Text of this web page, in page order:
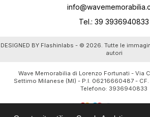
Tel.: 39 3936940833
DESIGNED BY Flashinlabs - © 2026. Tutte le
autori
Wave Memorabilia di Lorenzo Fortunati - Via
Settimo Milanese (MI) - P.I. 06216660487 - CF.
Telefono: 3936940833